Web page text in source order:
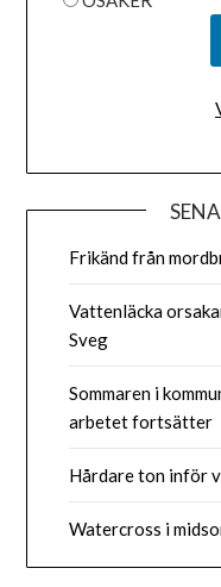
Frikänd från
Vattenläcka
Sveg
Sommaren i
arbetet fortsätter
Hårdare ton inför
Watercross i